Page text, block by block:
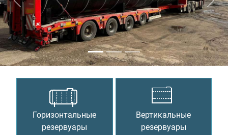
Предыдущий
Горизонтальные
резервуары
Вертикальные
резервуары